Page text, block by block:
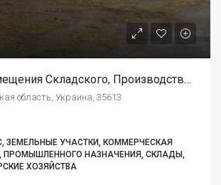
Продажа Помещения Складского, Производственного Типа.
область, Украина, 35613
ЗЕМЕЛЬНЫЕ УЧАСТКИ, КОММЕРЧЕСКАЯ
ПРОМЫШЛЕННОГО НАЗНАЧЕНИЯ, СКЛАДЫ,
ХОЗЯЙСТВА